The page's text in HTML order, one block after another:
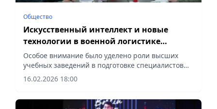
Общество
Искусственный интеллект и новые
технологии в военной логистике
обсудили в Нархозе
Особое внимание было уделено роли высших
учебных заведений в подготовке специалистов
для тылового обеспечения и управления тылом,
сообщает Vecher.kz.
16.02.2026 18:00